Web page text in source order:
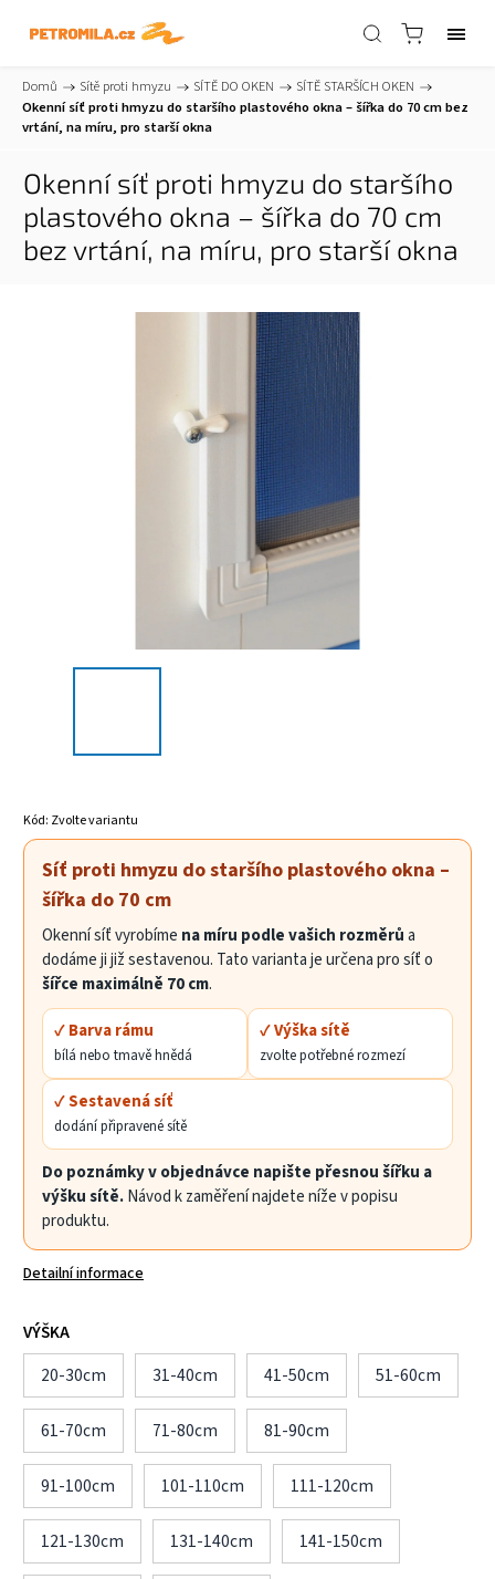
Domů / Sítě proti hmyzu / SÍTĚ DO OKEN / SÍTĚ STARŠÍCH OKEN /
Okenní síť proti hmyzu do staršího plastového okna – šířka do 70 cmbez
vrtání, na míru, pro starší okna
Okenní síť proti hmyzu do staršího
plastového okna – šířka do 70 cm
bez vrtání, na míru, pro starší okna
Kód: Zvolte variantu
Síť proti hmyzu do staršího plastového okna –
šířka do 70 cm
Okenní síť vyrobíme na míru podle vašich rozměrůa
dodáme ji již sestavenou. Tato varianta je určena pro síť o
šířce maximálně 70 cm.
✓ Barva rámu
bílá nebo tmavě hnědá
✓ Výška sítě
zvolte potřebné rozmezí
✓ Sestavená síť
dodání připravené sítě
Do poznámky v objednávce napište přesnou šířku a
výšku sítě.Návod k zaměření najdete níže v popisu
produktu.
Detailní informace
VÝŠKA
20-30cm
31-40cm 41-50cm 51-60cm
61-70cm 71-80cm 81-90cm
91-100cm 101-110cm 111-120cm
121-130cm 131-140cm 141-150cm